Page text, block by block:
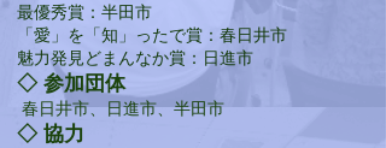
最優秀賞：半田市
「愛」を「知」ったで賞：春日井市
魅力発見どまんなか賞：日進市
◇ 参加団体
春日井市、日進市、半田市
◇ 協力